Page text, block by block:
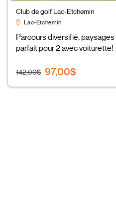
Club de golf Lac-Etchemin
Lac-Etchemin
Parcours diversifié,
parfait pour 2 avec voiturette!
142,00$ 97,00$